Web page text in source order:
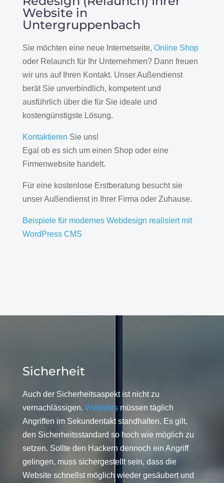
Website in
Untergruppenbach
Sie möchten eine neue Internetseite, Online Shop
oder Relaunch für Ihr Unternehmen? Dann freuen
wir uns auf Ihren Kontakt. Unser Außendienst
berät Sie unverbindlich, kompetent und
ausführlich über die für Sie ideale und
kostengünstigste Lösung.
Kontaktieren Sie uns!
Egal ob es sich um einen Shop oder eine
Firmenwebsite handelt.
Für eine kostenlose Erstberatung besucht sie
unser Außendienst in Ihrer Firma oder Zuhause.
Beispiele für modernes Webdesign realisiert mit
WordPress CMS
Sicherheit
Auch der Sicherheitsaspekt ist nicht zu
vernachlässigen. Websitesmüssen täglich
Angriffen im Sekundentakt standhalten. Es gilt,
den Sicherheitsstandard so hoch wie möglich zu
setzen. Sollte den Hackern dennoch ein Angriff
gelingen, muss sichergestellt sein, dass die
Website schnellst möglich wieder gesäubert und